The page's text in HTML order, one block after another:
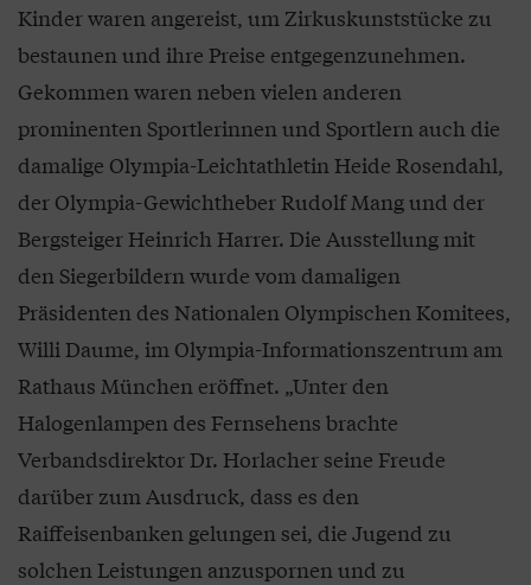
Kinder waren angereist, um Zirkuskunststücke zu
bestaunen und ihre Preise entgegenzunehmen.
Gekommen waren neben vielen anderen
prominenten Sportlerinnen und Sportlern auch die
damalige Olympia-Leichtathletin Heide Rosendahl,
der Olympia-Gewichtheber Rudolf Mang und der
Bergsteiger Heinrich Harrer. Die Ausstellung mit
den Siegerbildern wurde vom damaligen
Präsidenten des Nationalen Olympischen Komitees,
Willi Daume, im Olympia-Informationszentrum am
Rathaus München eröffnet. „Unter den
Halogenlampen des Fernsehens brachte
Verbandsdirektor Dr. Horlacher seine Freude
darüber zum Ausdruck, dass es den
Raiffeisenbanken gelungen sei, die Jugend zu
solchen Leistungen anzuspornen und zu